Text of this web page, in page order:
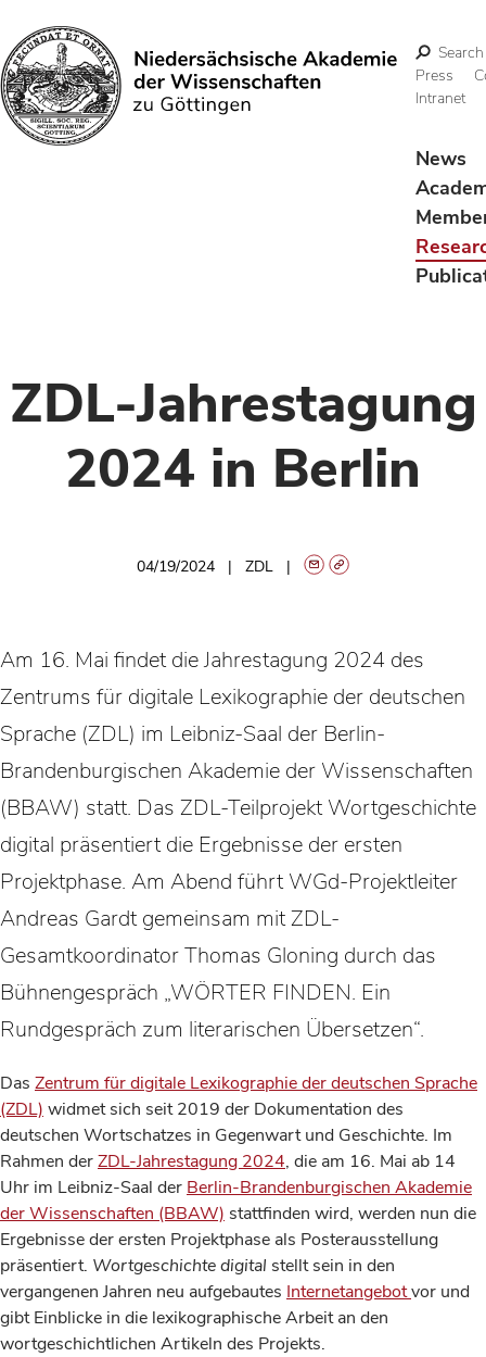
Search
Search
Press
Intranet
News
ZDL-Jahrestagung
2024 in Berlin
04/19/2024 ZDL
Am 16. Mai findet die Jahrestagung 2024 des
Zentrums für digitale Lexikographie der deutschen
Sprache (ZDL) im Leibniz-Saal der Berlin-
Brandenburgischen Akademie der Wissenschaften
(BBAW) statt. Das ZDL-Teilprojekt Wortgeschichte
digital präsentiert die Ergebnisse der ersten
Projektphase. Am Abend führt WGd-Projektleiter
Andreas Gardt gemeinsam mit ZDL-
Gesamtkoordinator Thomas Gloning durch das
Bühnengespräch „WÖRTER FINDEN. Ein
Rundgespräch zum literarischen Übersetzen“.
Das Zentrum für digitale Lexikographie der deutschen Sprache
(ZDL) widmet sich seit 2019 der Dokumentation des
deutschen Wortschatzes in Gegenwart und Geschichte. Im
Rahmen derZDL-Jahrestagung 2024, die am 16. Mai ab 14
Uhr im Leibniz-Saal der Berlin-Brandenburgischen Akademie
der Wissenschaften (BBAW) stattfinden wird, werden nun die
Ergebnisse der ersten Projektphase als Posterausstellung
präsentiert. Wortgeschichte digital stellt sein in den
vergangenen Jahren neu aufgebautes Internetangebotvor und
gibt Einblicke in die lexikographische Arbeit an den
wortgeschichtlichen Artikeln des Projekts.